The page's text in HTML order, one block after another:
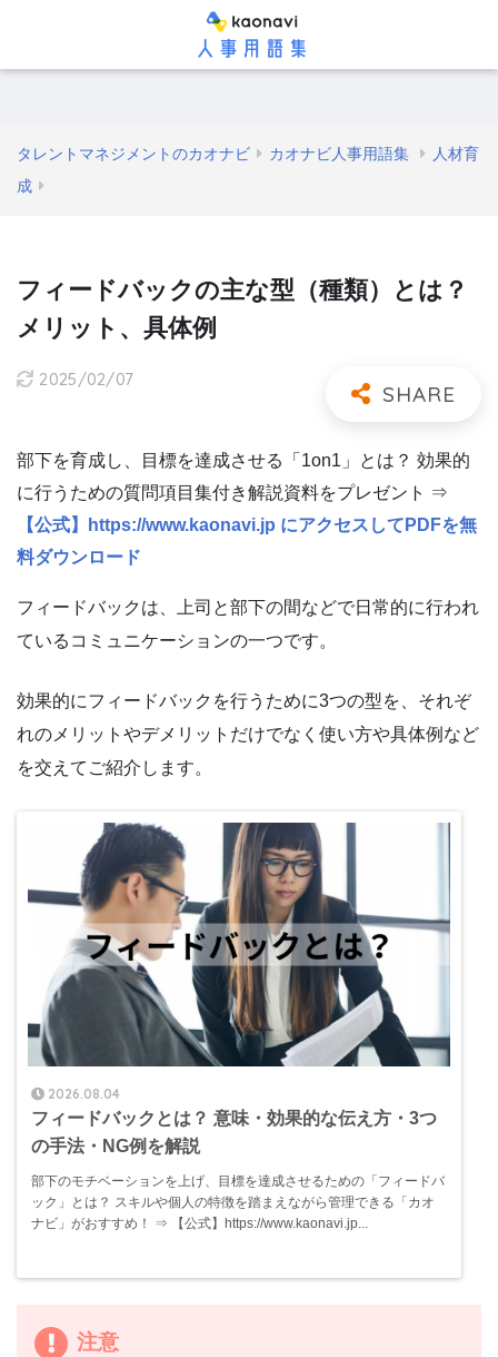
タレントマネジメントのカオナビ カオナビ人事用語集
人材育
成
フィードバックの主な型（種類）とは？
メリット、具体例
2025/02/07
部下を育成し、目標を達成させる「1on1」とは？ 効果的
に行うための質問項目集付き解説資料をプレゼント ⇒
【公式】https://www.kaonavi.jp にアクセスしてPDFを無
料ダウンロード
フィードバックは、上司と部下の間などで日常的に行われ
ているコミュニケーションの一つです。
効果的にフィードバックを行うために3つの型を、それぞ
れのメリットやデメリットだけでなく使い方や具体例など
を交えてご紹介します。
2026.08.04
フィードバックとは？ 意味・効果的な伝え方・3つ
の手法・NG例を解説
部下のモチベーションを上げ、目標を達成させるための「フィードバ
ック」とは？ スキルや個人の特徴を踏まえながら管理できる「カオ
ナビ」がおすすめ！ ⇒ 【公式】https://www.kaonavi.jp...
注意